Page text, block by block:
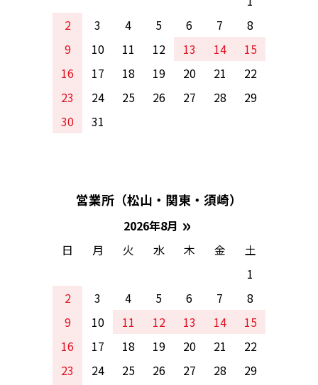
2
3 4 5 6 7
8
9
10 11 12 13 14
15
16
17 18 19 20 21
22
23
24 25 26 27 28
29
30
31
営業所（松山・関東・須崎）
2026年8月 »
日 月 火 水 木 金
土
1
2
3 4 5 6 7
8
9
10 11 12 13 14
15
16
17 18 19 20 21
22
23
24 25 26 27 28
29